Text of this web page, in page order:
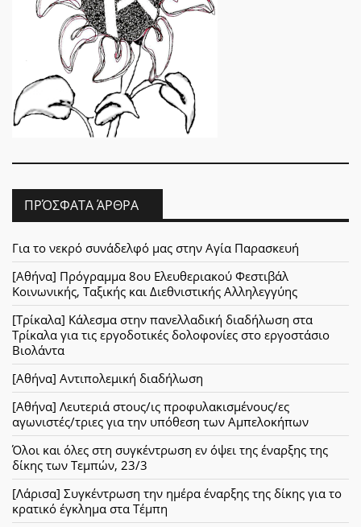
ΠΡΌΣΦΑΤΑ ΆΡΘΡΑ
Για το νεκρό συνάδελφό μας στην Αγία Παρασκευή
[Αθήνα] Πρόγραμμα 8ου Ελευθεριακού Φεστιβάλ
Κοινωνικής, Ταξικής και Διεθνιστικής Αλληλεγγύης
[Τρίκαλα] Κάλεσμα στην πανελλαδική διαδήλωση στα
Τρίκαλα για τις εργοδοτικές δολοφονίες στο εργοστάσιο
Βιολάντα
[Αθήνα] Αντιπολεμική διαδήλωση
[Αθήνα] Λευτεριά στους/ις προφυλακισμένους/ες
αγωνιστές/τριες για την υπόθεση των Αμπελοκήπων
Όλοι και όλες στη συγκέντρωση εν όψει της έναρξης της
δίκης των Τεμπών, 23/3
[Λάρισα] Συγκέντρωση την ημέρα έναρξης της δίκης για το
κρατικό έγκλημα στα Τέμπη